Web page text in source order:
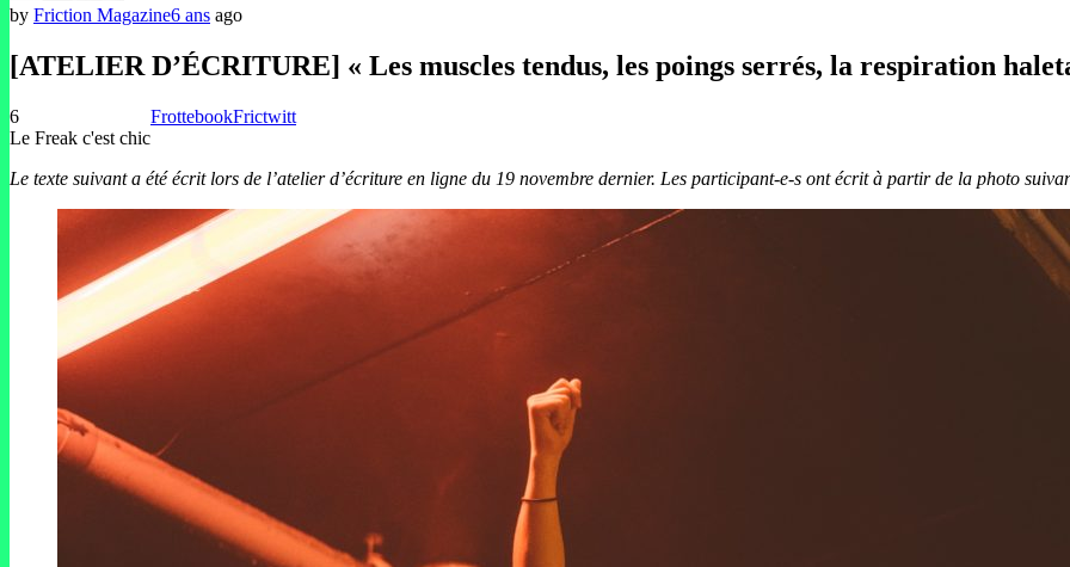
by Friction Magazine6 ans ago
[ATELIER D’ÉCRITURE] « Les muscles tendus, les poings serrés, la respiration
6
Le Freak c'est chic
FrottebookFrictwitt
Le texte suivant a été écrit lors de l’atelier d’écriture en ligne du 19 novembre dernier. Les participant-e-s ont écrit à partir de la photo